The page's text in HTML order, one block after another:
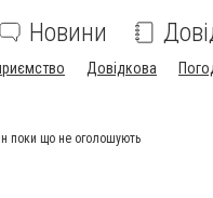
Новини
Довідкова
поки що не оголошують